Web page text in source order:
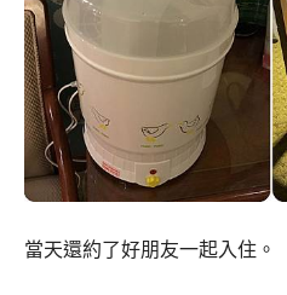
當天還約了好朋友一起入住。